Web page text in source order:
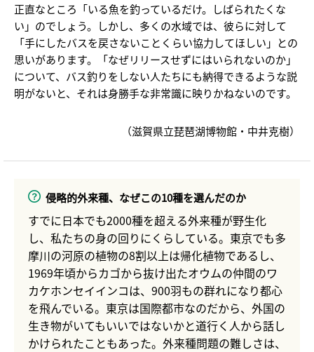
正直なところ「いる魚を釣っているだけ。しばられたくな
い」のでしょう。しかし、多くの水域では、彼らに対して
「手にしたバスを戻さないことくらい協力してほしい」との
思いがあります。「なぜリリースせずにはいられないのか」
について、バス釣りをしない人たちにも納得できるような説
明がないと、それは身勝手な非常識に映りかねないのです。
（滋賀県立琵琶湖博物館・中井克樹）
侵略的外来種、なぜこの10種を選んだのか
すでに日本でも2000種を超える外来種が野生化
し、私たちの身の回りにくらしている。東京でも多
摩川の河原の植物の8割以上は帰化植物であるし、
1969年頃からカゴから抜け出たオウムの仲間のワ
カケホンセイインコは、900羽もの群れになり都心
を飛んでいる。東京は国際都市なのだから、外国の
生き物がいてもいいではないかと道行く人から話し
かけられたこともあった。外来種問題の難しさは、